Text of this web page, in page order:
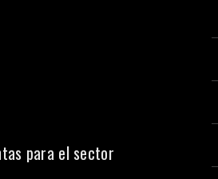
para el sector